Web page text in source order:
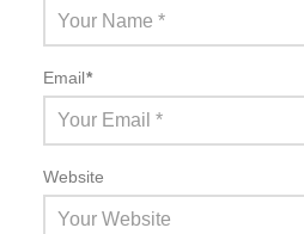
Email*
Website